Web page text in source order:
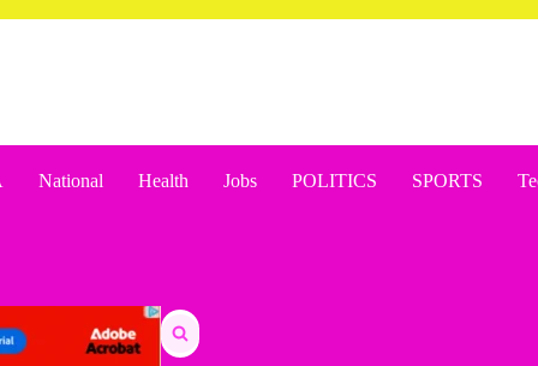
National Health Jobs POLITICS SPORTS
Search
for: